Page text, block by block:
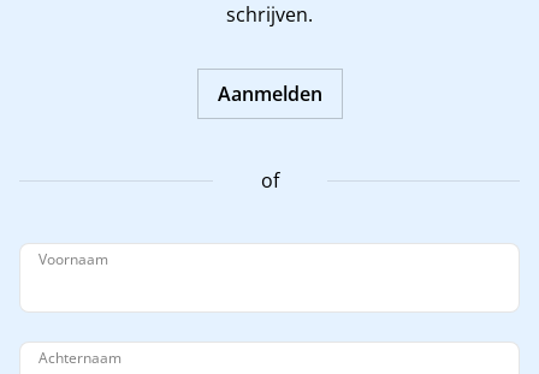
schrijven.
Aanmelden
of
Voornaam
Achternaam